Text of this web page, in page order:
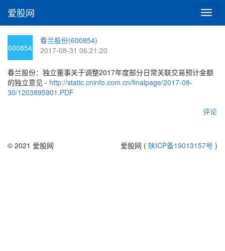
切
换
爱股网
600854
春兰股份(600854)
2017-08-31 06:21:20
春兰股份：独立董事关于调整2017年度部分日常关联交易预计金额
的独立意见 - http://static.cninfo.com.cn/finalpage/2017-08-
30/1203895901.PDF
评论
© 2021 爱股网 爱股网 ( 陕ICP备19013157号 )